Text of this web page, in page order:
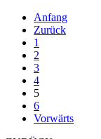
Anfang
Zurück
1
2
3
4
5
6
Vorwärts